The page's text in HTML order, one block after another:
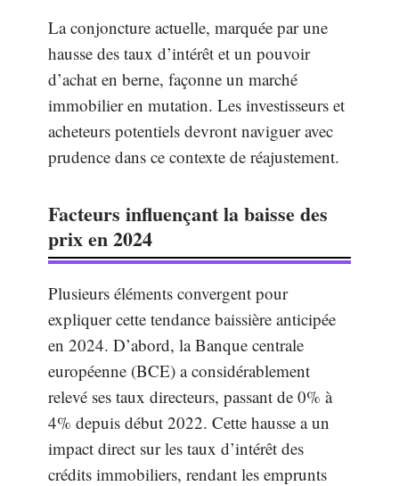
La conjoncture actuelle, marquée par une
hausse des taux d’intérêt et un pouvoir
d’achat en berne, façonne un marché
immobilier en mutation. Les investisseurs et
acheteurs potentiels devront naviguer avec
prudence dans ce contexte de réajustement.
Facteurs influençant la baisse des
prix en 2024
Plusieurs éléments convergent pour
expliquer cette tendance baissière anticipée
en 2024. D’abord, la Banque centrale
européenne (BCE) a considérablement
relevé ses taux directeurs, passant de 0% à
4% depuis début 2022. Cette hausse a un
impact direct sur les taux d’intérêt des
crédits immobiliers, rendant les emprunts